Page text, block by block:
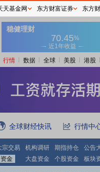
行情 数据 全球 美股 港股
全球财经快讯 行情中
宗交易 机构调研 期指持仓
公告
资金 大盘资金 个股资金 板块
天基金网 东方财富证券 东方